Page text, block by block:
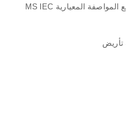
معيار المنفذ: يتوافق مع المواصفة المعيارية MS IEC
تأريض